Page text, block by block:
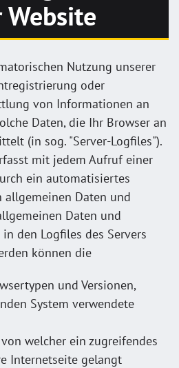
Website
Nutzung unserer
oder
von Informationen an
Daten, die Ihr Browser an
(in sog. "Server-Logfiles").
mit jedem Aufruf einer
ein automatisiertes
allgemeinen Daten und
Daten und
den Logfiles des Servers
können die
und Versionen,
System verwendete
welcher ein zugreifendes
Internetseite gelangt